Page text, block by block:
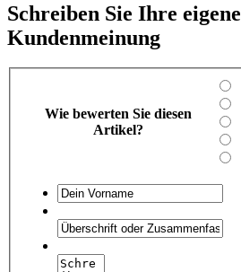
Schreiben Sie Ihre eigene
Kundenmeinung
Wie bewerten Sie diesen
Artikel?